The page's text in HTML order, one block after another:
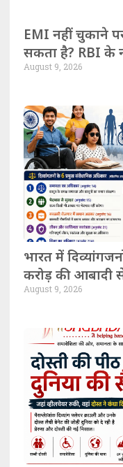
EMI नहीं चुकाने
सकता है? RBI के
और उपभोक्ता के
August 9, 2026
भारत में
करोड़ की आबादी
August 9, 2026